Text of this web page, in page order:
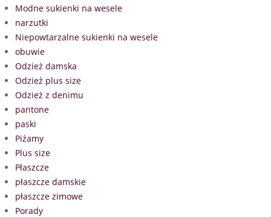
Modne sukienki na wesele
narzutki
Niepowtarzalne sukienki na wesele
obuwie
Odzież damska
Odzież plus size
Odzież z denimu
pantone
paski
Piżamy
Plus size
Płaszcze
płaszcze damskie
płaszcze zimowe
Porady